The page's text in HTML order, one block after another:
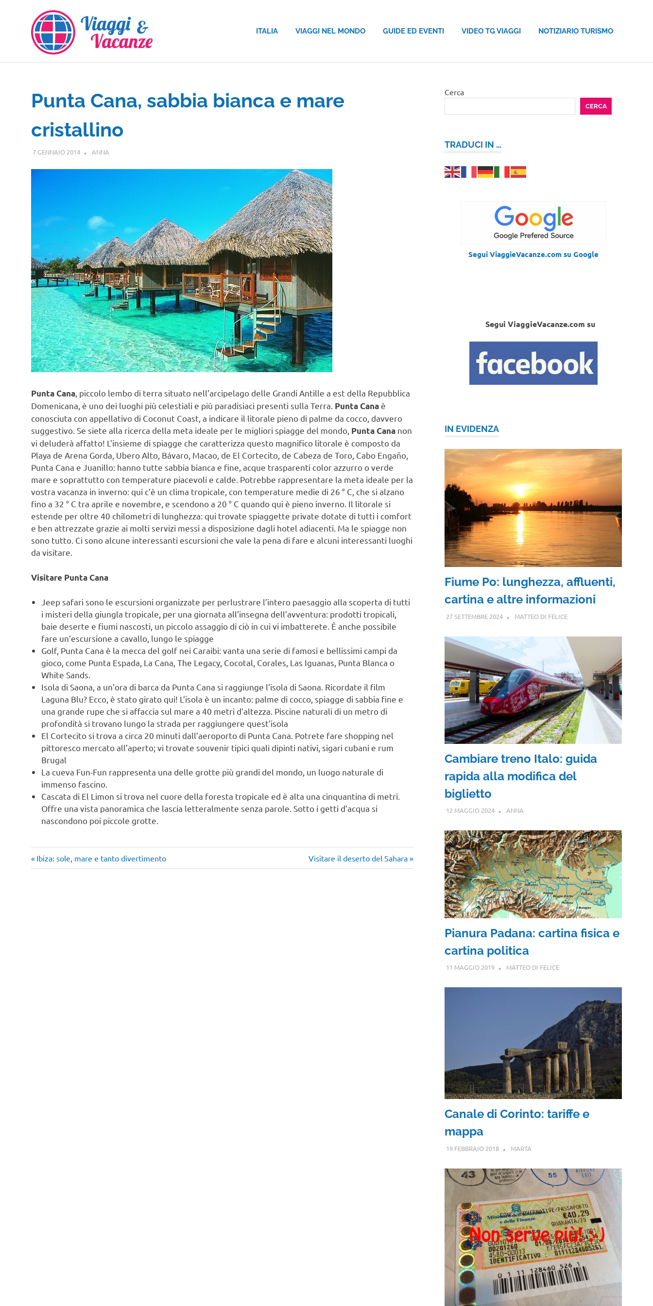
contenuto
ITALIA VIAGGI NEL MONDO GUIDE ED EVENTI VIDEO TG VIAGGI NOTIZIARIO TURISMO
Punta Cana, sabbia bianca e mare
cristallino
7 GENNAIO 2014 ANNA
Punta Cana, piccolo lembo di terra situato nell’arcipelago delle Grandi Antille a est della Repubblica
Domenicana, è uno dei luoghi più celestiali e più paradisiaci presenti sulla Terra. Punta Cana è
conosciuta con appellativo di Coconut Coast, a indicare il litorale pieno di palme da cocco, davvero
suggestivo. Se siete alla ricerca della meta ideale per le migliori spiagge del mondo, Punta Cana non
vi deluderà affatto! L’insieme di spiagge che caratterizza questo magnifico litorale è composto da
Playa de Arena Gorda, Ubero Alto, Bávaro, Macao, de El Cortecito, de Cabeza de Toro, Cabo Engaño,
Punta Cana e Juanillo: hanno tutte sabbia bianca e fine, acque trasparenti color azzurro o verde
mare e soprattutto con temperature piacevoli e calde. Potrebbe rappresentare la meta ideale per la
vostra vacanza in inverno: qui c’è un clima tropicale, con temperature medie di 26 ° C, che si alzano
fino a 32 ° C tra aprile e novembre, e scendono a 20 ° C quando qui è pieno inverno. Il litorale si
estende per oltre 40 chilometri di lunghezza: qui trovate spiaggette private dotate di tutti i comfort
e ben attrezzate grazie ai molti servizi messi a disposizione dagli hotel adiacenti. Ma le spiagge non
sono tutto. Ci sono alcune interessanti escursioni che vale la pena di fare e alcuni interessanti luoghi
da visitare.
Visitare Punta Cana
Jeep safari sono le escursioni organizzate per perlustrare l’intero paesaggio alla scoperta di tutti
i misteri della giungla tropicale, per una giornata all’insegna dell’avventura: prodotti tropicali,
baie deserte e fiumi nascosti, un piccolo assaggio di ciò in cui vi imbatterete. È anche possibile
fare un’escursione a cavallo, lungo le spiagge
Golf, Punta Cana è la mecca del golf nei Caraibi: vanta una serie di famosi e bellissimi campi da
gioco, come Punta Espada, La Cana, The Legacy, Cocotal, Corales, Las Iguanas, Punta Blanca o
White Sands.
Isola di Saona, a un’ora di barca da Punta Cana si raggiunge l’isola di Saona. Ricordate il film
Laguna Blu? Ecco, è stato girato qui! L’isola è un incanto: palme di cocco, spiagge di sabbia fine e
una grande rupe che si affaccia sul mare a 40 metri d’altezza. Piscine naturali di un metro di
profondità si trovano lungo la strada per raggiungere quest’isola
El Cortecito si trova a circa 20 minuti dall’aeroporto di Punta Cana. Potrete fare shopping nel
pittoresco mercato all’aperto; vi trovate souvenir tipici quali dipinti nativi, sigari cubani e rum
Brugal
La cueva Fun-Fun rappresenta una delle grotte più grandi del mondo, un luogo naturale di
immenso fascino.
Cascata di El Limon si trova nel cuore della foresta tropicale ed è alta una cinquantina di metri.
Offre una vista panoramica che lascia letteralmente senza parole. Sotto i getti d’acqua si
nascondono poi piccole grotte.
Navigazione
Articolo
precedente:
Ibiza: sole, mare e tanto divertimento
Articolo
successivo:
Visitare il deserto del Sahara
Cerca
CERCA
TRADUCI IN …
Segui ViaggieVacanze.com su Google
Segui ViaggieVacanze.com su
IN EVIDENZA
Fiume Po: lunghezza, affluenti,
cartina e altre informazioni
27 SETTEMBRE 2024 MATTEO DI FELICE
Cambiare treno Italo: guida
rapida alla modifica del
biglietto
12 MAGGIO 2024 ANNA
Pianura Padana: cartina fisica e
cartina politica
11 MAGGIO 2019 MATTEO DI FELICE
Canale di Corinto: tariffe e
mappa
19 FEBBRAIO 2018 MARTA